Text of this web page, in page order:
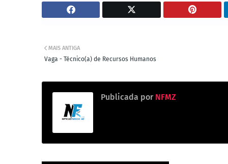
MAIS ANTIGA
Vaga - Técnico(a) de Recursos Humanos
Publicada por NFMZ